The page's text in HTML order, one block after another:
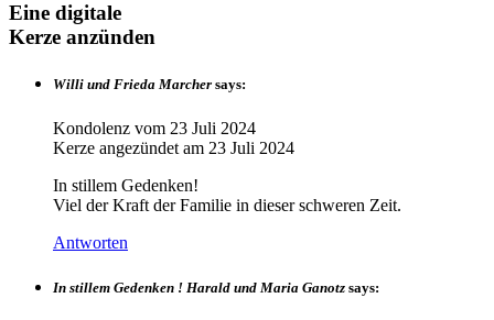
Eine digitale
Kerze anzünden
Willi und Frieda Marcher says:
Kondolenz vom 23 Juli 2024
Kerze angezündet am 23 Juli 2024
In stillem Gedenken!
Viel der Kraft der Familie in dieser schweren Zeit.
Antworten
In stillem Gedenken ! Harald und Maria Ganotz says: